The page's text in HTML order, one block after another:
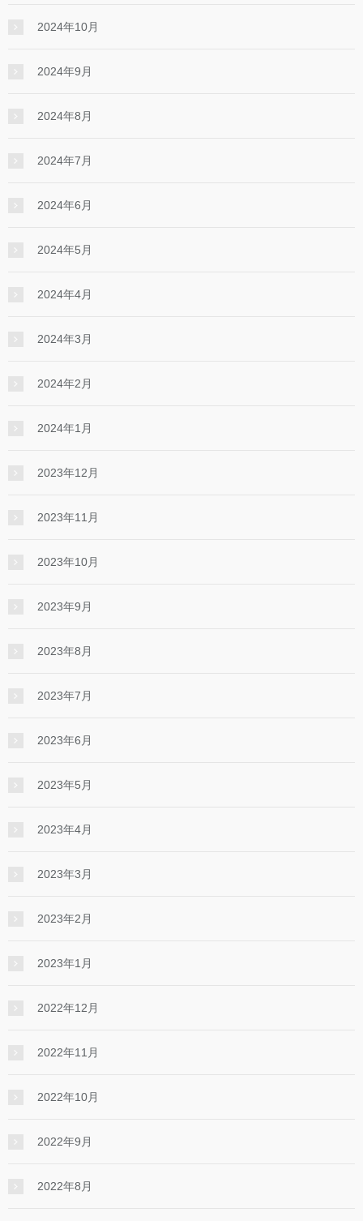
2024年10月
2024年9月
2024年8月
2024年7月
2024年6月
2024年5月
2024年4月
2024年3月
2024年2月
2024年1月
2023年12月
2023年11月
2023年10月
2023年9月
2023年8月
2023年7月
2023年6月
2023年5月
2023年4月
2023年3月
2023年2月
2023年1月
2022年12月
2022年11月
2022年10月
2022年9月
2022年8月